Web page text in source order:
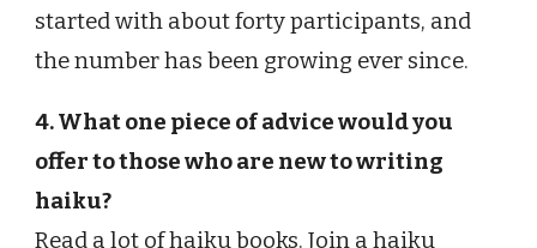
started with about forty participants, and
the number has been growing ever since.
4. What one piece of advice would you
offer to those who are new to writing
haiku?
Read a lot of haiku books. Join a haiku